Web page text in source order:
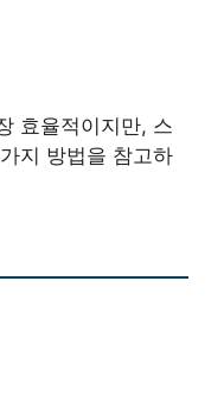
효율적이지만, 스
지 방법을 참고하